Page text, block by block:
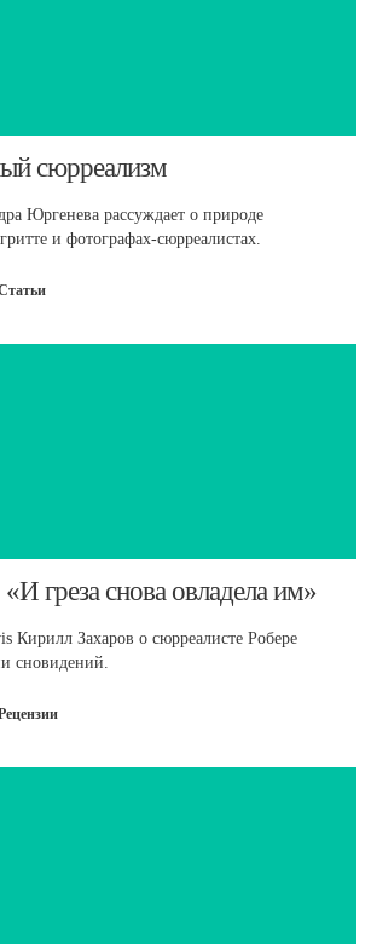
сюрреализм
Юргенева рассуждает о природе
и фотографах-сюрреалистах.
греза снова овладела им»
Кирилл Захаров о сюрреалисте Робере
сновидений.